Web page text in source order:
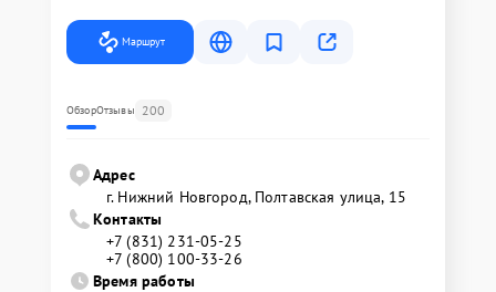
Маршрут
ОбзорОтзывы 200
Адрес
г. Нижний Новгород, Полтавская улица, 15
Контакты
+7 (831) 231-05-25
+7 (800) 100-33-26
Время работы